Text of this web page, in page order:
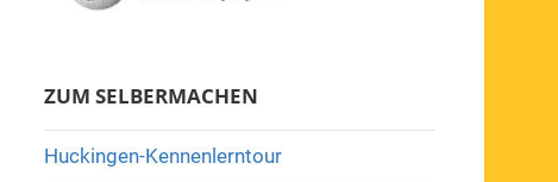
ZUM SELBERMACHEN
Huckingen-Kennenlerntour